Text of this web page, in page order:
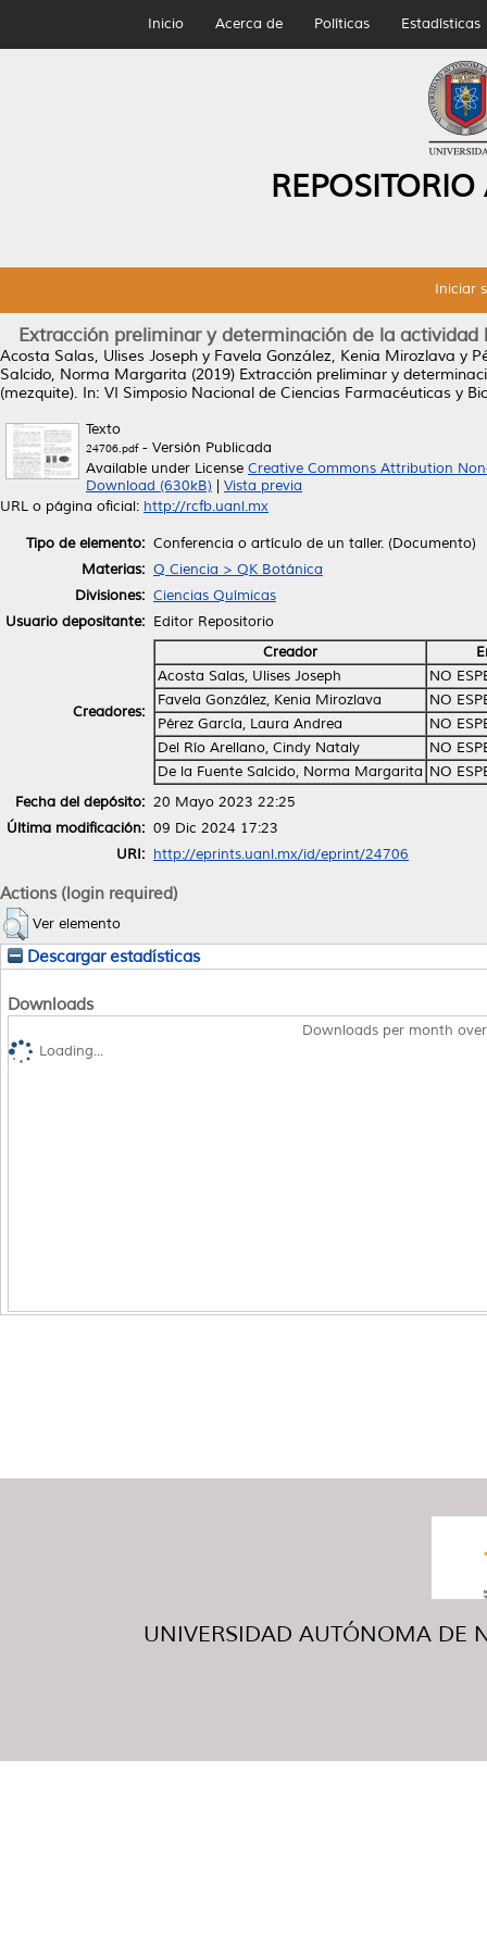
Inicio Acerca de Políticas Estadísticas
Iniciar
Extracción preliminar y determinación de la
Acosta Salas, Ulises Joseph y Favela González, Kenia Mirozlava y
Salcido, Norma Margarita (2019) Extracción preliminar y
(mezquite). In: VI Simposio Nacional de Ciencias Farmacéuticas y
Texto
24706.pdf- Versión Publicada
Available under License Creative Commons Attribution
Download (630kB)
Vista previa
URL o página oficial: http://rcfb.uanl.mx
Tipo de elemento: Conferencia o artículo de un taller. (Documento)
Materias: Q Ciencia > QK Botánica
Divisiones: Ciencias Químicas
Usuario depositante: Editor Repositorio
Creadores:
Creador
Acosta Salas, Ulises Joseph
NO
Favela González, Kenia Mirozlava
NO
Pérez García, Laura Andrea
NO
Del Río Arellano, Cindy Nataly
NO
De la Fuente Salcido, Norma Margarita NO
Fecha del depósito: 20 Mayo 2023 22:25
Última modificación: 09 Dic 2024 17:23
URI: http://eprints.uanl.mx/id/eprint/24706
Actions (login required)
Ver elemento
Descargar estadísticas
Downloads
Downloads per month
Loading...
UNIVERSIDAD AUTÓNOMA DE